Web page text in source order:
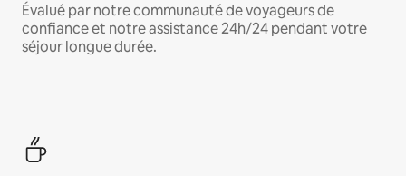
Évalué par notre communauté de voyageurs de
confiance et notre assistance 24h/24 pendant votre
séjour longue durée.